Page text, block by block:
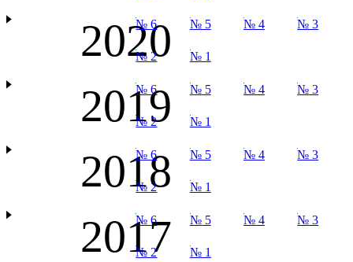
2020
№ 6 № 5 № 4 № 3
№ 2 № 1
2019
№ 6 № 5 № 4 № 3
№ 2 № 1
2018
№ 6 № 5 № 4 № 3
№ 2 № 1
2017
№ 6 № 5 № 4 № 3
№ 2 № 1